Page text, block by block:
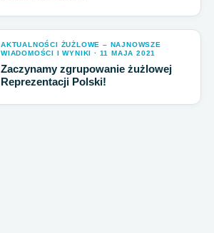
AKTUALNOŚCI ŻUŻLOWE – NAJNOWSZE
WIADOMOŚCI I WYNIKI · 11 MAJA 2021
Zaczynamy zgrupowanie żużlowej
Reprezentacji Polski!